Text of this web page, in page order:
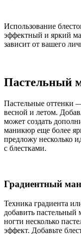
Использование
эффектный и яркий
зависит от вашего
Пастельный
Пастельные оттенки
весной и летом.
может создать
маникюр еще более
предложу несколько
с блестками.
Градиентный
Техника градиента
добавить
ногти несколько
эффект. Добавьте